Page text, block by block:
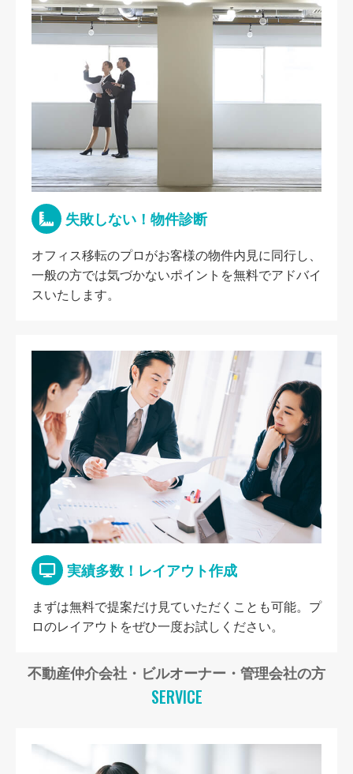
失敗しない！物件診断
オフィス移転のプロがお客様の物件内見に同行し、
一般の方では気づかないポイントを無料でアドバイ
スいたします。
実績多数！レイアウト作成
まずは無料で提案だけ見ていただくことも可能。プ
ロのレイアウトをぜひ一度お試しください。
不動産仲介会社・ビルオーナー・管理会社の方
SERVICE